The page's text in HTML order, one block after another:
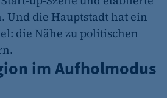
die Hauptstadt hat ein
die Nähe zu politischen
im Aufholmodus